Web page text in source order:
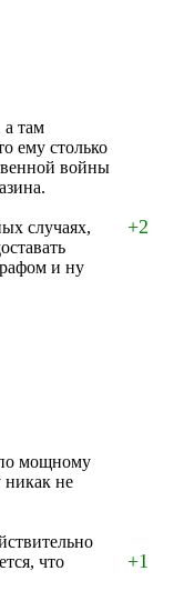
там
ему столько
войны
случаях,
и ну
+2
мощному
никак не
что
+1